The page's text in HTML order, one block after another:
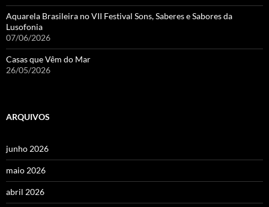
Aquarela Brasileira no VII Festival Sons, Saberes e Sabores da
Lusofonia
07/06/2026
Casas que Vêm do Mar
26/05/2026
ARQUIVOS
junho 2026
maio 2026
abril 2026